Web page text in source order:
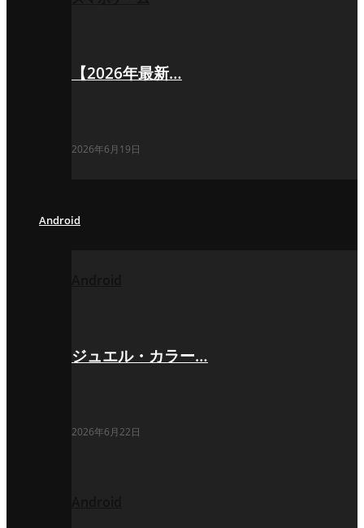
【2026年最新…
2026年6月19日
Android
ジュエル・カラー…
2026年6月22日